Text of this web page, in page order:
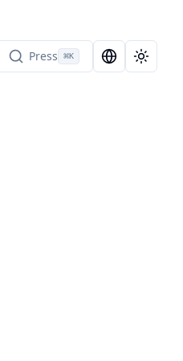
Press ⌘K Language
Toggle